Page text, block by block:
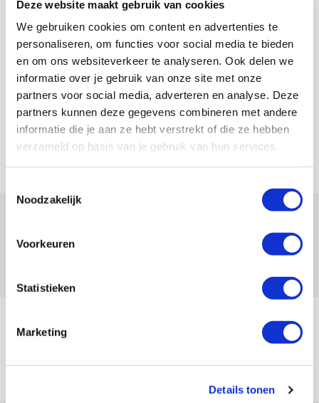
Deze website maakt gebruik van cookies
We gebruiken cookies om content en advertenties te
personaliseren, om functies voor social media te bieden
en om ons websiteverkeer te analyseren. Ook delen we
informatie over je gebruik van onze site met onze
partners voor social media, adverteren en analyse. Deze
partners kunnen deze gegevens combineren met andere
informatie die je aan ze hebt verstrekt of die ze hebben
verzameld op basis van je gebruik van hun services.
Noodzakelijk
Voorkeuren
Statistieken
Marketing
Details tonen
— AFC Ajax (@AFCAjax)
De Redactie
Bekijk alle berichten van De Redactie
Drie dingen die je moet weten over PEC
Zwolle - Ajax
Míchels elf: met welke formatie begin
jij aan nieuw eredivisieseizoen?